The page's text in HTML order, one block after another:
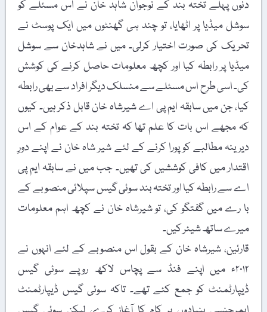
دنوں پہلے تختہ بند کے نوجوان شاہد خان نے اس مسئلے کو
سوشل میڈیا پر اٹھایا، تو چند ہی گھنٹوں میں ایک پوسٹ نے
تحریک کی صورت اختیار کرلی۔ میں نے شاہدخان سے سوشل
میڈیا پر رابطہ کیا اور کچھ معلومات حاصل کرنے کی کوشش
کی۔ اسی طرح اس مسئلے سے منسلک دیگر افراد سے بھی رابطہ
کیا، جن میں سابقہ ایم پی اے شیرشاہ خان قابل ذکر ہیں۔ کیوں
کہ مجھے اس بات کا علم تھا کہ تختہ بند کے عوام کے اس
دیرینہ مطالبے کو پورا کرنے کے لئے شیر شاہ خان نے اپنے دورِ
اقتدار میں کافی کوششیں کی تھیں۔ جب میں نے سابقہ ایم پی
اے سے رابطہ کیا اور تختہ بند سوئی گیس سپلائی منصوبے کے
با رے میں گفتگو کی، تو شیرشاہ خان نے کچھ اہم معلومات
میرے ساتھ شیئر کیں۔
قارئین، شیرشاہ خان کے بقول اس منصوبے کے لئے انہوں نے
۲۰۱۲ء میں اپنے فنڈ سے پچاس لاکھ روپے سوئی گیس
ڈیپارٹمنٹ کو جمع کئے تھے۔ تاکہ سوئی گیس ڈیپارٹمنٹ